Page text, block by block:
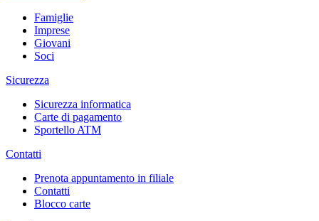
Famiglie
Imprese
Giovani
Soci
Sicurezza
Sicurezza informatica
Carte di pagamento
Sportello ATM
Contatti
Prenota appuntamento in filiale
Contatti
Blocco carte